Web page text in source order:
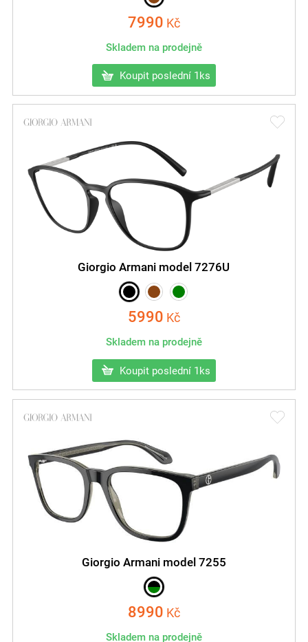
7990 Kč
Skladem na prodejně
Koupit poslední 1ks
Giorgio Armani model 7276U
5990 Kč
Skladem na prodejně
Koupit poslední 1ks
Giorgio Armani model 7255
8990 Kč
Skladem na prodejně